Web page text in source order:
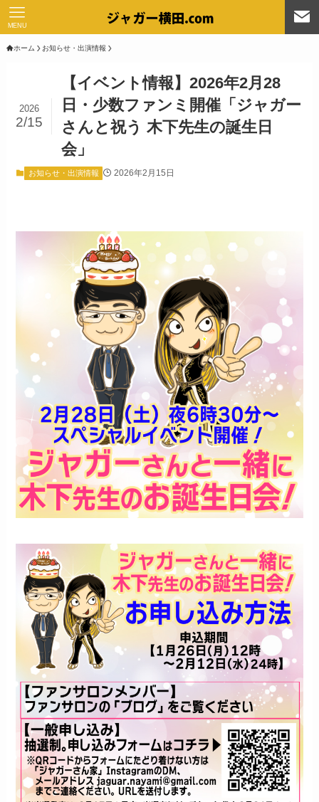
MENU
ホーム お知らせ・出演情報
【イベント情報】2026年2月28
日・少数ファンミ開催「ジャガー
さんと祝う 木下先生の誕生日
会」
2026
2/15
お知らせ・出演情報 2026年2月15日